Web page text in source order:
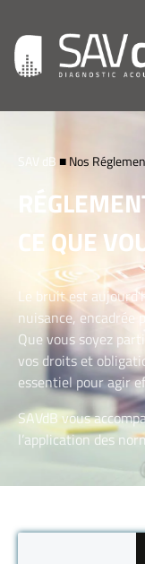
SAV dB■Nos
CE QUE
Le bruit est
nuisance, encadrée
Que vous soyez
vos droits et
essentiel pour agir
SAVdB vous
l’application des